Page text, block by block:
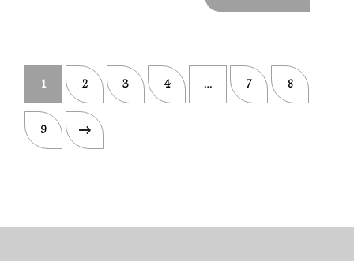
1 2 3 4 … 7 8
9